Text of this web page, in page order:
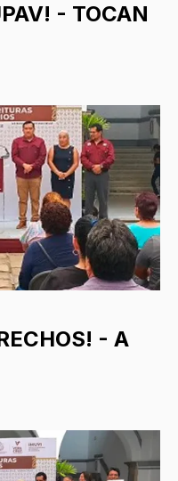
- TOCAN
- A